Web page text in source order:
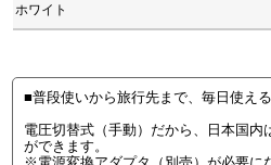
ホワイト
■普段使いから旅行先まで、毎日使える
電圧切替式（手動）だから、日本国内
ができます。